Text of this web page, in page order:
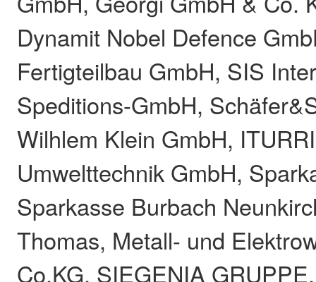
Dynamit Nobel Defence
Fertigteilbau GmbH, SIS
Speditions-GmbH,
Wilhlem Klein GmbH,
Umwelttechnik GmbH,
Sparkasse Burbach
Thomas, Metall- und
Co.KG, SIEGENIA